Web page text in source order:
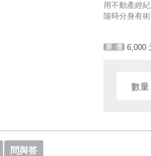
用不動產經
隨時分身有
6,000
數
問與答